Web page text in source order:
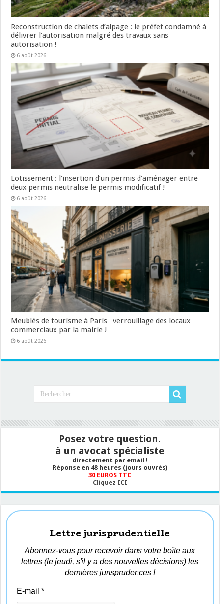
Reconstruction de chalets d’alpage : le préfet condamné à
délivrer l’autorisation malgré des travaux sans
autorisation !
6 août 2026
Lotissement : l’insertion d’un permis d’aménager entre
deux permis neutralise le permis modificatif !
6 août 2026
Meublés de tourisme à Paris : verrouillage des locaux
commerciaux par la mairie !
6 août 2026
Posez votre question.
à un avocat spécialiste
directement par email !
Réponse en 48 heures (jours ouvrés)
30 EUROS TTC
Cliquez ICI
Lettre jurisprudentielle
Abonnez-vous pour recevoir dans votre boîte aux
lettres (le jeudi, s'il y a des nouvelles décisions) les
dernières jurisprudences !
E-mail*